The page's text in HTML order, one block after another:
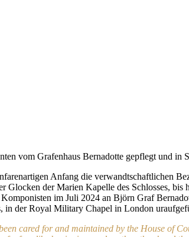
vom Grafenhaus Bernadotte gepflegt und in
Anfang die verwandtschaftlichen
Glocken der Marien Kapelle des Schlosses,
im Juli 2024 an Björn Graf
in der Royal Military Chapel in London
cared for and maintained by the House of